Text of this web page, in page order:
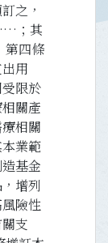
之，
；其
第四條
用
限於
關產
相關
業範
基金
增列
險性
支